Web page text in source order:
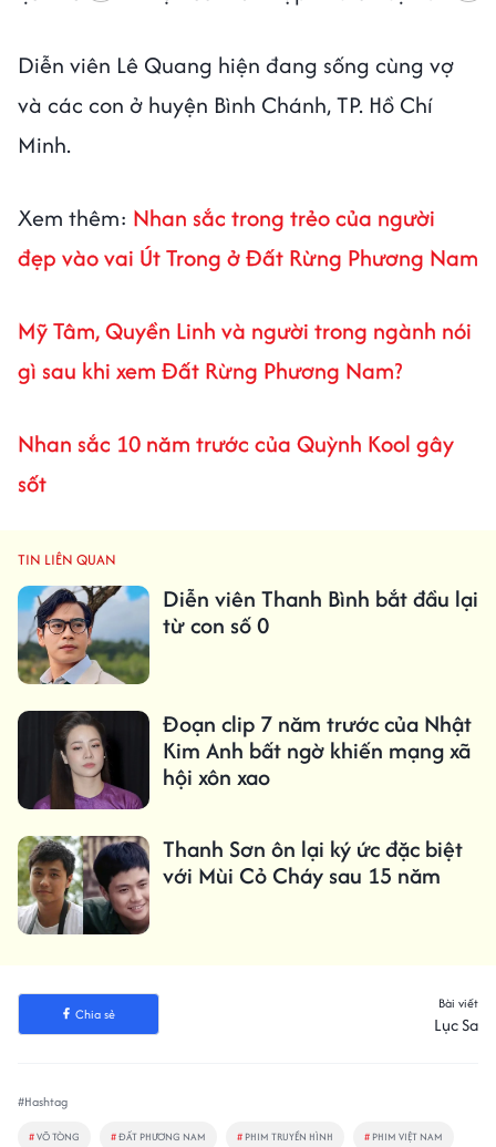
Diễn viên Lê Quang hiện đang sống cùng vợ
và các con ở huyện Bình Chánh, TP. Hồ Chí
Minh.
Xem thêm: Nhan sắc trong trẻo của người
đẹp vào vai Út Trong ở Đất Rừng Phương Nam
Mỹ Tâm, Quyền Linh và người trong ngành nói
gì sau khi xem Đất Rừng Phương Nam?
Nhan sắc 10 năm trước của Quỳnh Kool gây
sốt
TIN LIÊN QUAN
Diễn viên Thanh Bình bắt đầu lại
từ con số 0
Đoạn clip 7 năm trước của Nhật
Kim Anh bất ngờ khiến mạng xã
hội xôn xao
Thanh Sơn ôn lại ký ức đặc biệt
với Mùi Cỏ Cháy sau 15 năm
Chia sẻ
Bài viết
Lục Sa
#Hashtag
#VÕ TÒNG #ĐẤT PHƯƠNG NAM # PHIM TRUYỀN HÌNH # PHIM VIỆT NAM